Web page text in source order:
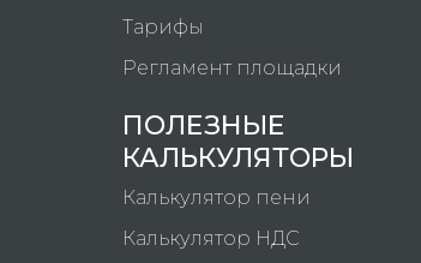
Тарифы
Регламент площадки
ПОЛЕЗНЫЕ
КАЛЬКУЛЯТОРЫ
Калькулятор пени
Калькулятор НДС